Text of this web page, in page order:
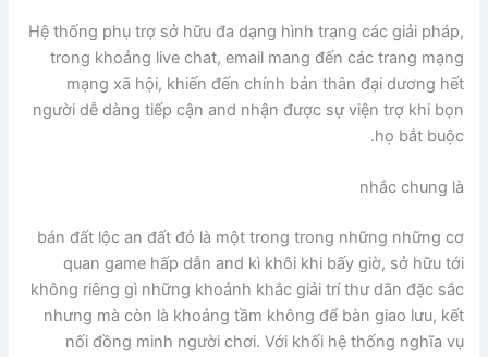
Hệ thống phụ trợ sở hữu đa dạng hình trạng các giải pháp,
trong khoảng live chat, email mang đến các trang mạng
mạng xã hội, khiến đến chính bản thân đại dương hết
người dễ dàng tiếp cận and nhận được sự viện trợ khi bọn
họ bắt buộc.
nhắc chung là
bán đất lộc an đất đỏ là một trong trong những những cơ
quan game hấp dẫn and kì khôi khi bấy giờ, sở hữu tới
không riêng gì những khoảnh khắc giải trí thư dãn đặc sắc
nhưng mà còn là khoảng tầm không để bàn giao lưu, kết
nối đồng minh người chơi. Với khối hệ thống nghĩa vụ